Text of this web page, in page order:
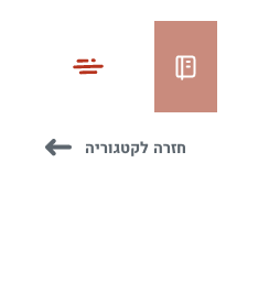
חזרה לקטגוריה